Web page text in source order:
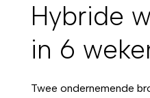
Hybride
in 6
Twee ondernemende